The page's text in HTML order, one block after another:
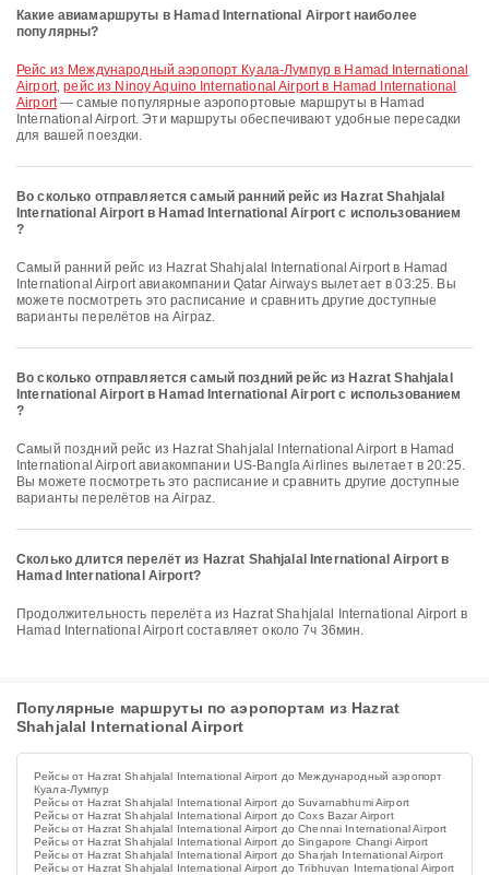
Какие авиамаршруты в Hamad International Airport наиболее
популярны?
рейс из Международный аэропорт Куала-Лумпур в Hamad International
Airport,рейс из Ninoy Aquino International Airport в Hamad International
Airport— самые популярные аэропортовые маршруты в Hamad
International Airport. Эти маршруты обеспечивают удобные пересадки
для вашей поездки.
Во сколько отправляется самый ранний рейс из Hazrat Shahjalal
International Airport в Hamad International Airport с использованием
?
Самый ранний рейс из Hazrat Shahjalal International Airport в Hamad
International Airport авиакомпании Qatar Airways вылетает в 03:25. Вы
можете посмотреть это расписание и сравнить другие доступные
варианты перелётов на Airpaz.
Во сколько отправляется самый поздний рейс из Hazrat Shahjalal
International Airport в Hamad International Airport с использованием
?
Самый поздний рейс из Hazrat Shahjalal International Airport в Hamad
International Airport авиакомпании US-Bangla Airlines вылетает в 20:25.
Вы можете посмотреть это расписание и сравнить другие доступные
варианты перелётов на Airpaz.
Сколько длится перелёт из Hazrat Shahjalal International Airport в
Hamad International Airport?
Продолжительность перелёта из Hazrat Shahjalal International Airport в
Hamad International Airport составляет около 7ч 36мин.
Популярные маршруты по аэропортам из Hazrat
Shahjalal International Airport
Рейсы от Hazrat Shahjalal International Airport до Международный аэропорт
Куала-Лумпур
Рейсы от Hazrat Shahjalal International Airport до Suvarnabhumi Airport
Рейсы от Hazrat Shahjalal International Airport до Coxs Bazar Airport
Рейсы от Hazrat Shahjalal International Airport до Chennai International Airport
Рейсы от Hazrat Shahjalal International Airport до Singapore Changi Airport
Рейсы от Hazrat Shahjalal International Airport до Sharjah International Airport
Рейсы от Hazrat Shahjalal International Airport до Tribhuvan International Airport